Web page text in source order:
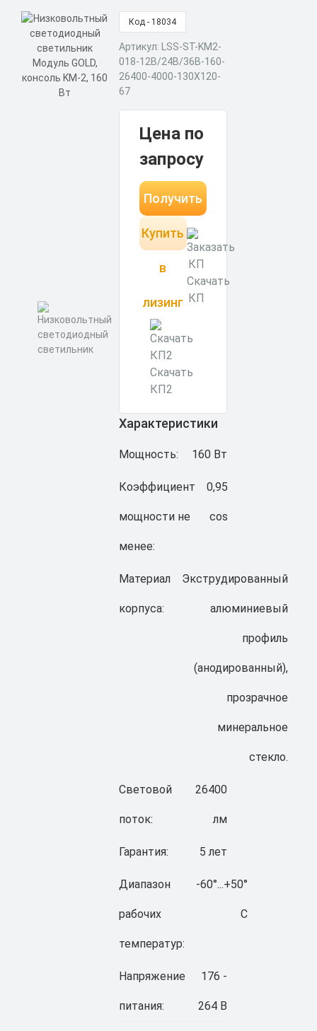
Код - 18034
Артикул: LSS-ST-KM2-
018-12В/24В/36В-160-
26400-4000-130X120-
67
Характеристики
Мощность: 160 Вт
Коэффициент
мощности не
менее:
0,95
cos
Материал
корпуса:
Экструдированный
алюминиевый
профиль
(анодированный),
прозрачное
минеральное
стекло.
Световой
поток:
26400
лм
Гарантия: 5 лет
Диапазон
рабочих
температур:
-60°...+50°
C
Напряжение
питания:
176 -
264 В
Цена по
запросу
Получить
КП за 15
минут
Купить
в
лизинг
Скачать
КП
Скачать
КП2